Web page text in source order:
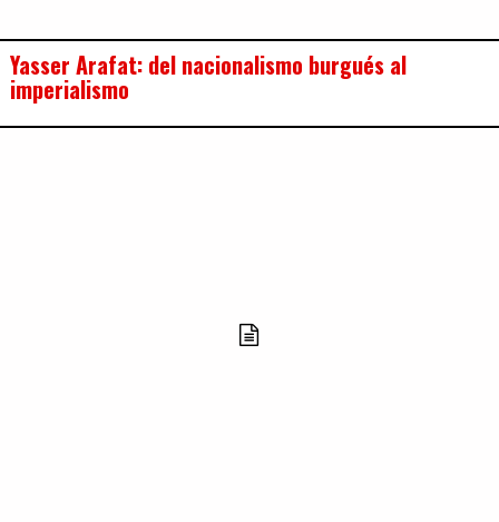
Yasser Arafat: del nacionalismo burgués al
imperialismo